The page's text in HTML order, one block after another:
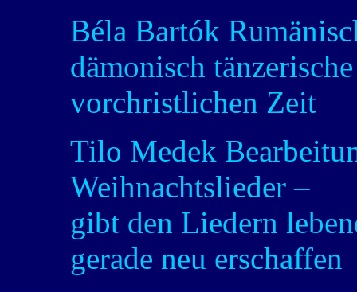
Béla Bartók
dämonisch
vorchristlichen Zeit
Tilo Medek
Weihnachtslieder –
gibt den Liedern
gerade neu erschaffen